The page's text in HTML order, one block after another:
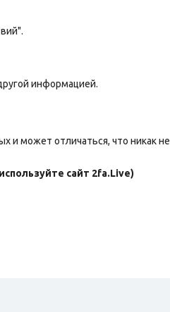
информацией.
и может отличаться, что никак не
сайт 2fa.Live)